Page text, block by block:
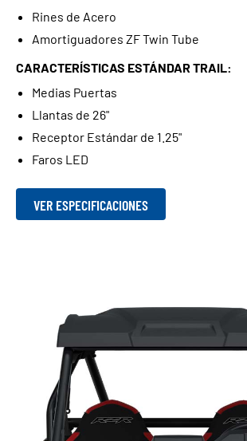
Rines de Acero
Amortiguadores ZF Twin Tube
CARACTERÍSTICAS ESTÁNDAR TRAIL:
Medias Puertas
Llantas de 26"
Receptor Estándar de 1.25"
Faros LED
VER ESPECIFICACIONES